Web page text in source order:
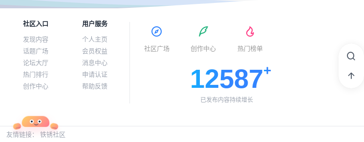
社区入口
发现内容
话题广场
论坛大厅
热门排行
创作中心
用户服务
个人主页
会员权益
消息中心
申请认证
帮助反馈
社区广场 创作中心 热门榜单
12587
已发布内容持续增长
友情链接： 铁锈社区